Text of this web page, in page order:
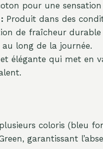
pour une
Produit dans des
de fraîcheur
long de la journée.
élégante qui met en
coloris (bleu
garantissant